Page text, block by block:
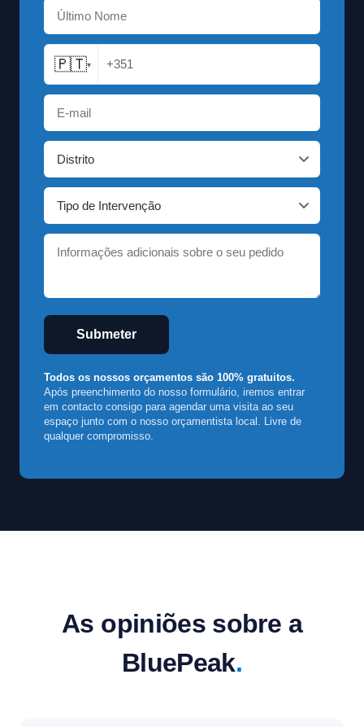
🇵🇹▾ +351
Submeter
Todos os nossos orçamentos são 100% gratuitos.
Após preenchimento do nosso formulário, iremos entrar
em contacto consigo para agendar uma visita ao seu
espaço junto com o nosso orçamentista local. Livre de
qualquer compromisso.
As opiniões sobre a
BluePeak.